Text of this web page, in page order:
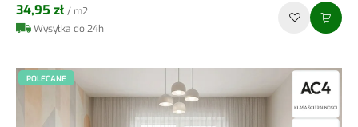
34,95 zł / m2
Wysyłka do 24h
POLECANE